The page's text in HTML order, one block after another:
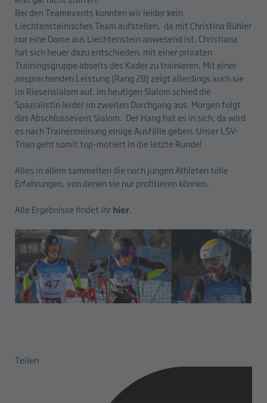
Bei den Teamevents konnten wir leider kein
Liechtensteinisches Team aufstellen, da mit Christina Bühler
nur eine Dame aus Liechtenstein anwesend ist. Christiana
hat sich heuer dazu entschieden, mit einer privaten
Trainingsgruppe abseits des Kader zu trainieren. Mit einer
ansprechenden Leistung (Rang 28) zeigt allerdings auch sie
im Riesenslalom auf. Im heutigen Slalom schied die
Spazialistin leider im zweiten Durchgang aus. Morgen folgt
das Abschlussevent Slalom. Der Hang hat es in sich, da wird
es nach Trainermeinung einige Ausfälle geben. Unser LSV-
Triao geht somit top-motiert in die letzte Runde!
Alles in allem sammelten die noch jungen Athleten tolle
Erfahrungen, von denen sie nur profitieren können.
Alle Ergebnisse findet ihrhier.
Teilen